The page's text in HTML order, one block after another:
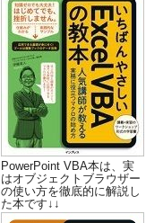
PowerPoint VBA本は、実
はオブジェクトブラウザー
の使い方を徹底的に解説し
た本です↓↓